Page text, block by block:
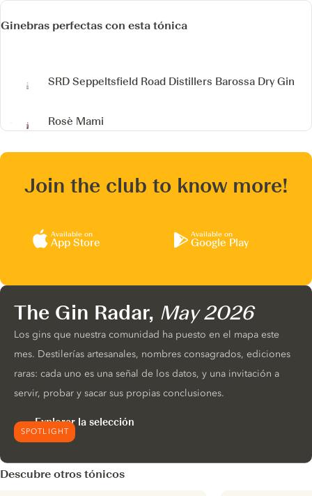
Ginebras perfectas con esta tónica
SRD Seppeltsfield Road Distillers Barossa Dry Gin
Rosè Mami
Join the club to know more!
Available on
App Store
Available on
Google Play
SPOTLIGHT
The Gin Radar, May 2026
Los gins que nuestra comunidad ha puesto en el mapa este
mes. Destilerías artesanales, nombres consagrados, ediciones
raras: cada uno es una señal de los datos, y una invitación a
servir, probar y sacar sus propias conclusiones.
Explorar la selección
Descubre otros tónicos